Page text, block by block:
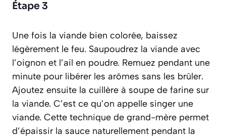
Étape 3
Une fois la viande bien colorée, baissez
légèrement le feu. Saupoudrez la viande avec
l’oignon et l’ail en poudre. Remuez pendant une
minute pour libérer les arômes sans les brûler.
Ajoutez ensuite la cuillère à soupe de farine sur
la viande. C’est ce qu’on appelle singer une
viande. Cette technique de grand-mère permet
d’épaissir la sauce naturellement pendant la